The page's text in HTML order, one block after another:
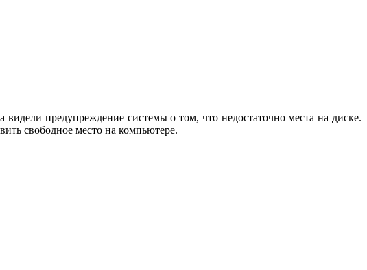
предупреждение системы о том, что недостаточно места на диске.
свободное место на компьютере.